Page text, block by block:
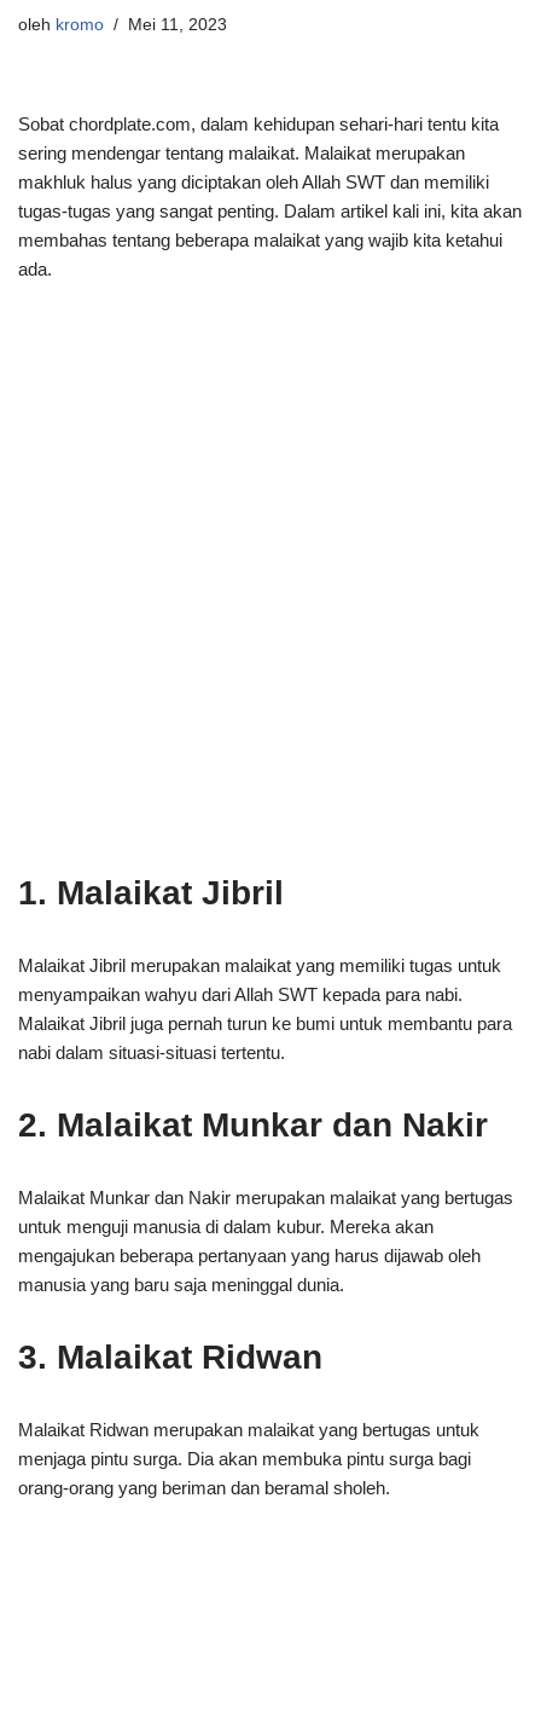
oleh kromo Mei 11, 2023
Sobat chordplate.com, dalam kehidupan sehari-hari tentu kita
sering mendengar tentang malaikat. Malaikat merupakan
makhluk halus yang diciptakan oleh Allah SWT dan memiliki
tugas-tugas yang sangat penting. Dalam artikel kali ini, kita akan
membahas tentang beberapa malaikat yang wajib kita ketahui
ada.
1. Malaikat Jibril
Malaikat Jibril merupakan malaikat yang memiliki tugas untuk
menyampaikan wahyu dari Allah SWT kepada para nabi.
Malaikat Jibril juga pernah turun ke bumi untuk membantu para
nabi dalam situasi-situasi tertentu.
2. Malaikat Munkar dan Nakir
Malaikat Munkar dan Nakir merupakan malaikat yang bertugas
untuk menguji manusia di dalam kubur. Mereka akan
mengajukan beberapa pertanyaan yang harus dijawab oleh
manusia yang baru saja meninggal dunia.
3. Malaikat Ridwan
Malaikat Ridwan merupakan malaikat yang bertugas untuk
menjaga pintu surga. Dia akan membuka pintu surga bagi
orang-orang yang beriman dan beramal sholeh.